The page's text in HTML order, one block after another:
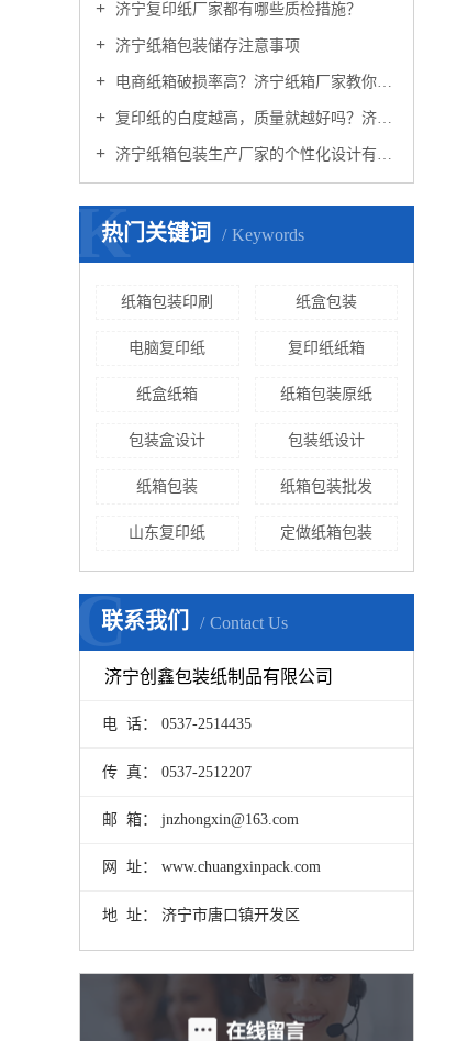
济宁复印纸厂家都有哪些质检措施？
济宁纸箱包装储存注意事项
电商纸箱破损率高？济宁纸箱厂家教你避坑
复印纸的白度越高，质量就越好吗？济宁复印纸厂家解析
济宁纸箱包装生产厂家的个性化设计有哪些？
热门关键词 Keywords
K
纸箱包装印刷 纸盒包装
电脑复印纸 复印纸纸箱
纸盒纸箱 纸箱包装原纸
包装盒设计 包装纸设计
纸箱包装 纸箱包装批发
山东复印纸 定做纸箱包装
联系我们 Contact Us
C
济宁创鑫包装纸制品有限公司
电 话： 0537-2514435
传 真： 0537-2512207
邮 箱： jnzhongxin@163.com
网 址： www.chuangxinpack.com
地 址： 济宁市唐口镇开发区